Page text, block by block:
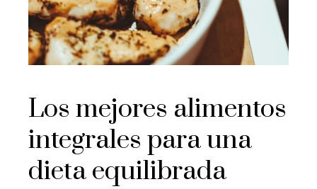
Los mejores alimentos
integrales para una
dieta equilibrada